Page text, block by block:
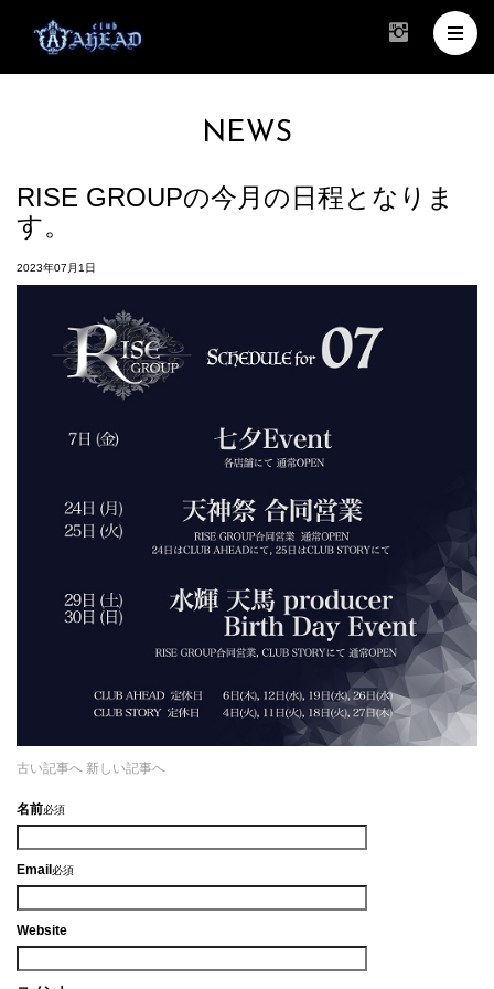
NEWS
RISE GROUPの今月の日程となりま
す。
2023年07月1日
古い記事へ 新しい記事へ
名前必須
Email 必須
Website